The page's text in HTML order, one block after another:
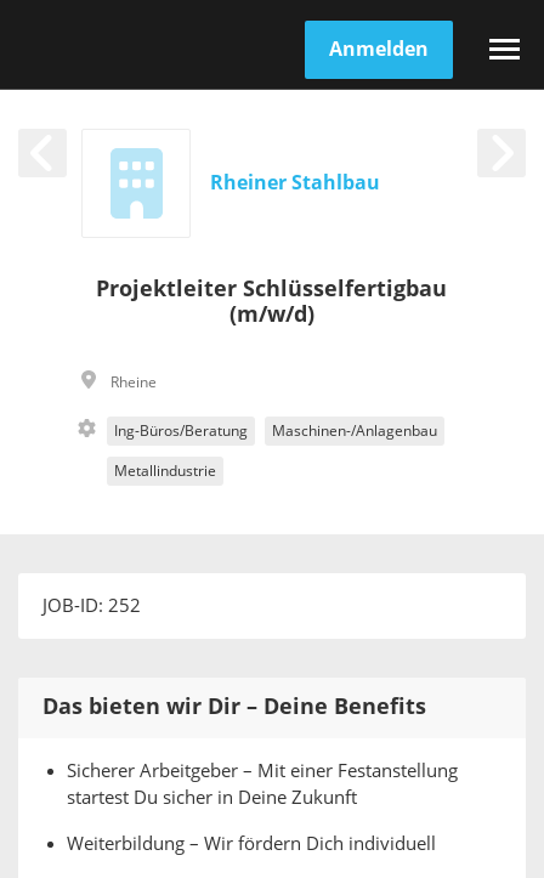
Anmelden
Rheiner Stahlbau
Projektleiter Schlüsselfertigbau
(m/w/d)
Rheine
Ing-Büros/Beratung Maschinen-/Anlagenbau
Metallindustrie
JOB-ID: 252
Das bieten wir Dir – Deine Benefits
Sicherer Arbeitgeber – Mit einer Festanstellung
startest Du sicher in Deine Zukunft
Weiterbildung – Wir fördern Dich individuell